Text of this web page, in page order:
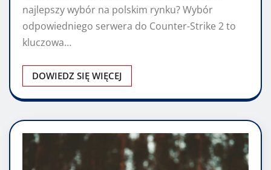
najlepszy wybór na polskim rynku? Wybór
odpowiedniego serwera do Counter-Strike 2 to
kluczowa…
DOWIEDZ SIĘ WIĘCEJ